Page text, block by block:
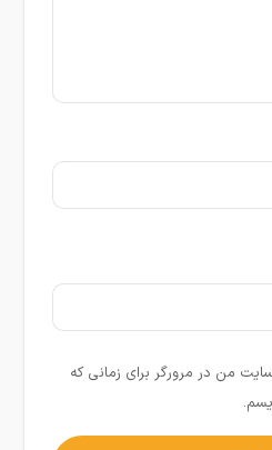
من در مرورگر برای زمانی که